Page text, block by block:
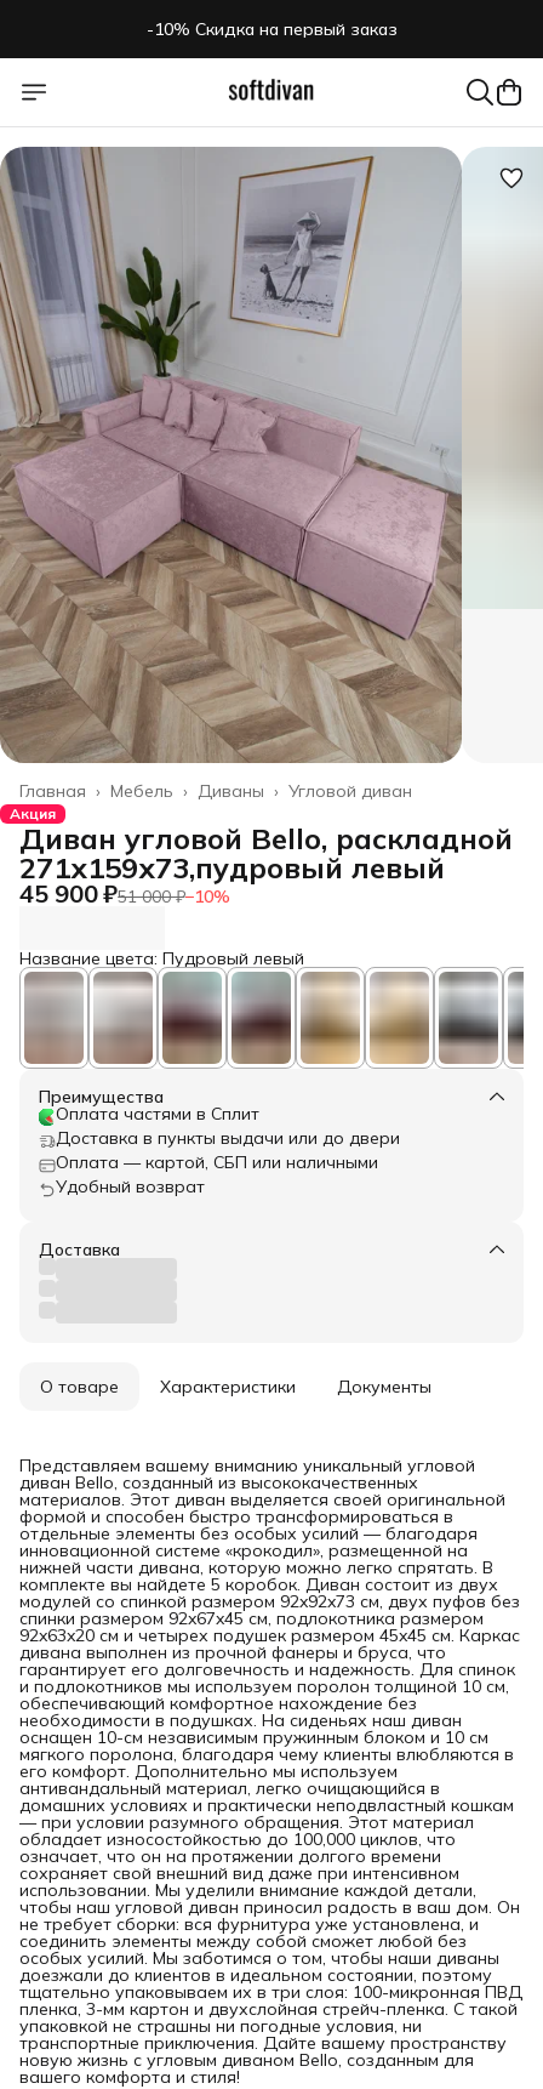
-10% Скидка на первый заказ
Угловой диван
Диваны ›
Мебель ›
Главная ›
Акция
Диван угловой Bello, раскладной
271х159х73,пудровый левый
45 900 ₽51 000 ₽−10%
Название цвета: Пудровый левый
Преимущества
Оплата частями в Сплит
Доставка в пункты выдачи или до двери
Оплата — картой, СБП или наличными
Удобный возврат
Доставка
О товаре Характеристики Документы
Представляем вашему вниманию уникальный угловой
диван Bello, созданный из высококачественных
материалов. Этот диван выделяется своей оригинальной
формой и способен быстро трансформироваться в
отдельные элементы без особых усилий — благодаря
инновационной системе «крокодил», размещенной на
нижней части дивана, которую можно легко спрятать. В
комплекте вы найдете 5 коробок. Диван состоит из двух
модулей со спинкой размером 92x92x73 см, двух пуфов без
спинки размером 92x67x45 см, подлокотника размером
92x63x20 см и четырех подушек размером 45x45 см. Каркас
дивана выполнен из прочной фанеры и бруса, что
гарантирует его долговечность и надежность. Для спинок
и подлокотников мы используем поролон толщиной 10 см,
обеспечивающий комфортное нахождение без
необходимости в подушках. На сиденьях наш диван
оснащен 10-см независимым пружинным блоком и 10 см
мягкого поролона, благодаря чему клиенты влюбляются в
его комфорт. Дополнительно мы используем
антивандальный материал, легко очищающийся в
домашних условиях и практически неподвластный кошкам
— при условии разумного обращения. Этот материал
обладает износостойкостью до 100,000 циклов, что
означает, что он на протяжении долгого времени
сохраняет свой внешний вид даже при интенсивном
использовании. Мы уделили внимание каждой детали,
чтобы наш угловой диван приносил радость в ваш дом. Он
не требует сборки: вся фурнитура уже установлена, и
соединить элементы между собой сможет любой без
особых усилий. Мы заботимся о том, чтобы наши диваны
доезжали до клиентов в идеальном состоянии, поэтому
тщательно упаковываем их в три слоя: 100-микронная ПВД
пленка, 3-мм картон и двухслойная стрейч-пленка. С такой
упаковкой не страшны ни погодные условия, ни
транспортные приключения. Дайте вашему пространству
новую жизнь с угловым диваном Bello, созданным для
вашего комфорта и стиля!